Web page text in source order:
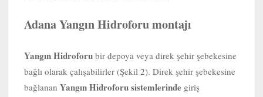
Adana Yangın Hidroforu montajı
Yangın Hidroforu bir depoya veya direk şehir şebekesine
bağlı olarak çalışabilirler (Şekil 2). Direk şehir şebekesine
bağlanan Yangın Hidroforu sistemlerinde giriş